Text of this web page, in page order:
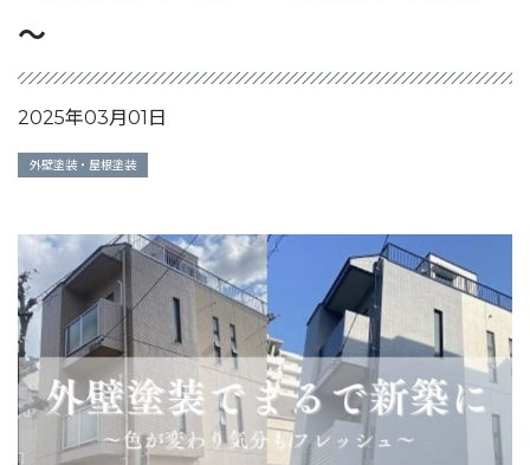
～
2025年03月01日
外壁塗装・屋根塗装